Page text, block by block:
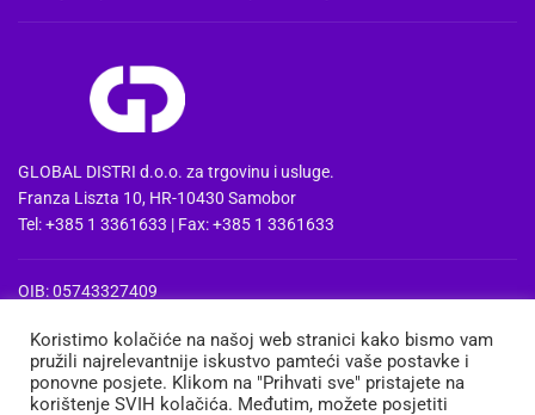
GLOBAL DISTRI d.o.o. za trgovinu i usluge.
Franza Liszta 10, HR-10430 Samobor
Tel: +385 1 3361633 | Fax: +385 1 3361633
OIB: 05743327409
PDV Id: HR05743327409
IBAN: HR3724020061100668741
Erste&Steiermaerkische bank d.d. Zagreb
Koristimo kolačiće na našoj web stranici kako bismo vam
pružili najrelevantnije iskustvo pamteći vaše postavke i
ponovne posjete. Klikom na "Prihvati sve" pristajete na
korištenje SVIH kolačića. Međutim, možete posjetiti